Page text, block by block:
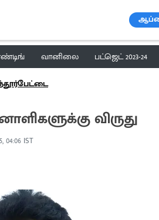
வானிலை பட்ஜெட் 2023-24
விருது
04:06 IST